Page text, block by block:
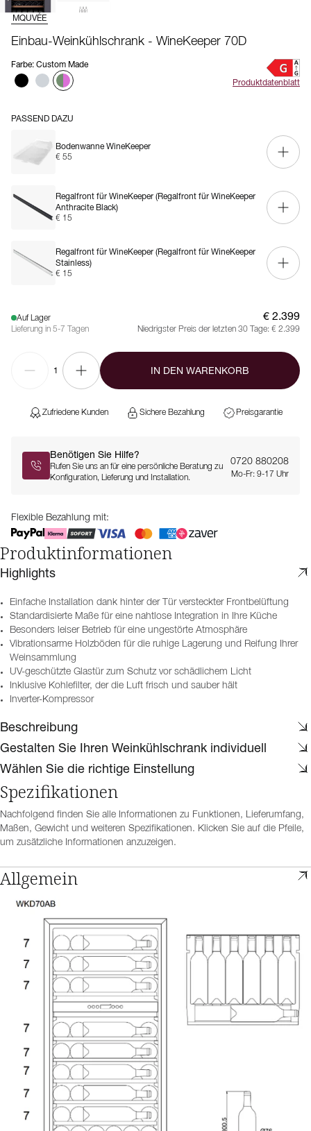
MQUVÉE
Einbau-Weinkühlschrank - WineKeeper 70D
Farbe: Custom Made
Produktdatenblatt
PASSEND DAZU
Bodenwanne WineKeeper
€ 55
Regalfront für WineKeeper (Regalfront für WineKeeper
Anthracite Black)
€ 15
Regalfront für WineKeeper (Regalfront für WineKeeper
Stainless)
€ 15
Auf Lager
Lieferung in 5-7 Tagen
€ 2.399
Niedrigster Preis der letzten 30 Tage: € 2.399
1 IN DEN WARENKORB
Zufriedene Kunden Sichere Bezahlung Preisgarantie
Benötigen Sie Hilfe?
Rufen Sie uns an für eine persönliche Beratung zu
Konfiguration, Lieferung und Installation.
0720 880208
Mo-Fr: 9-17 Uhr
Flexible Bezahlung mit:
Produktinformationen
Highlights
Einfache Installation dank hinter der Tür versteckter Frontbelüftung
Standardisierte Maße für eine nahtlose Integration in Ihre Küche
Besonders leiser Betrieb für eine ungestörte Atmosphäre
Vibrationsarme Holzböden für die ruhige Lagerung und Reifung Ihrer
Weinsammlung
UV-geschützte Glastür zum Schutz vor schädlichem Licht
Inklusive Kohlefilter, der die Luft frisch und sauber hält
Inverter-Kompressor
Beschreibung
Gestalten Sie Ihren Weinkühlschrank individuell
Wählen Sie die richtige Einstellung
Spezifikationen
Nachfolgend finden Sie alle Informationen zu Funktionen, Lieferumfang,
Maßen, Gewicht und weiteren Spezifikationen. Klicken Sie auf die Pfeile,
um zusätzliche Informationen anzuzeigen.
Allgemein